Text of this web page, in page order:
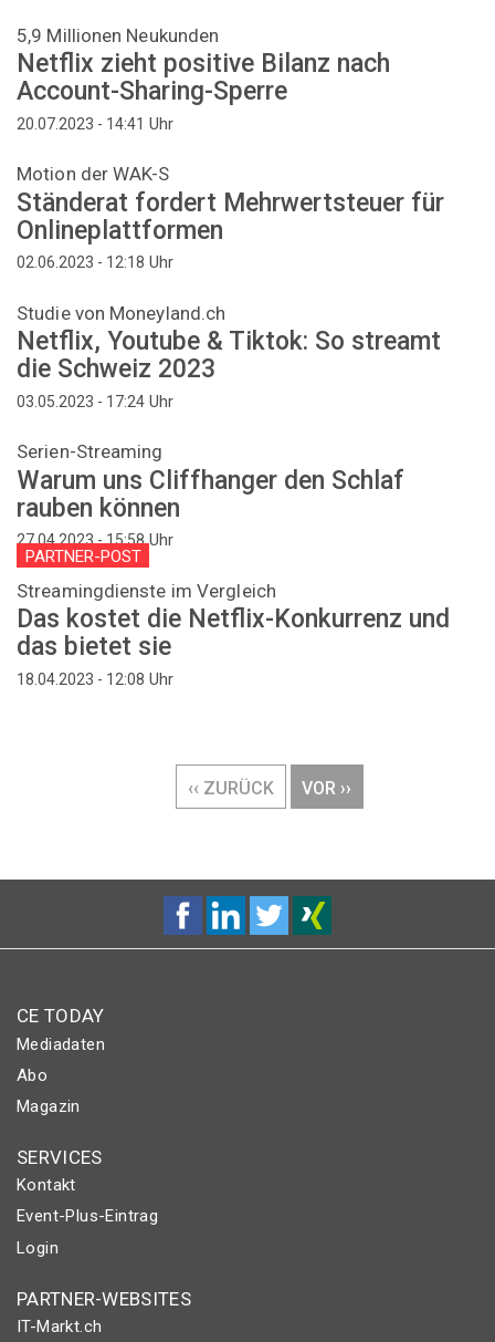
5,9 Millionen Neukunden
Netflix zieht positive Bilanz nach
Account-Sharing-Sperre
20.07.2023 - 14:41 Uhr
Motion der WAK-S
Ständerat fordert Mehrwertsteuer für
Onlineplattformen
02.06.2023 - 12:18 Uhr
Studie von Moneyland.ch
Netflix, Youtube & Tiktok: So streamt
die Schweiz 2023
03.05.2023 - 17:24 Uhr
Serien-Streaming
Warum uns Cliffhanger den Schlaf
rauben können
27.04.2023 - 15:58Uhr
PARTNER-POST
Streamingdienste im Vergleich
Das kostet die Netflix-Konkurrenz und
das bietet sie
18.04.2023 - 12:08 Uhr
VORHERIGE
SEITE
‹‹ ZURÜCK
NÄCHSTE
SEITE
VOR ››
CE TODAY
Mediadaten
Abo
Magazin
SERVICES
Kontakt
Event-Plus-Eintrag
Login
PARTNER-WEBSITES
IT-Markt.ch